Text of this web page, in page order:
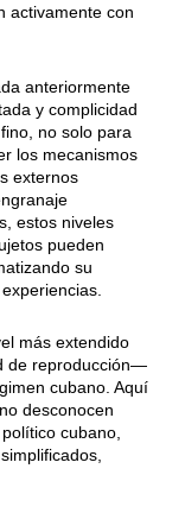
activamente con
anteriormente
y complicidad
no solo para
los mecanismos
externos
estos niveles
pueden
su
más extendido
de reproducción—
cubano. Aquí
desconocen
cubano,